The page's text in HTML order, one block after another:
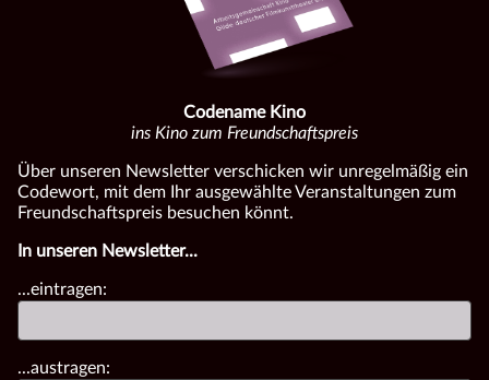
Codename Kino
ins Kino zum Freundschaftspreis
Über unseren Newsletter verschicken wir unregelmäßig ein
Codewort, mit dem Ihr ausgewählte Veranstaltungen zum
Freundschaftspreis besuchen könnt.
In unseren Newsletter...
...eintragen:
...austragen: